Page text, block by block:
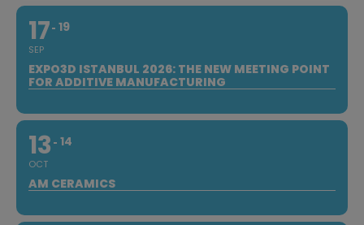
17
SEP
19
EXPO3D ISTANBUL 2026: THE NEW MEETING POINT
FOR ADDITIVE MANUFACTURING
13
OCT
14
AM CERAMICS